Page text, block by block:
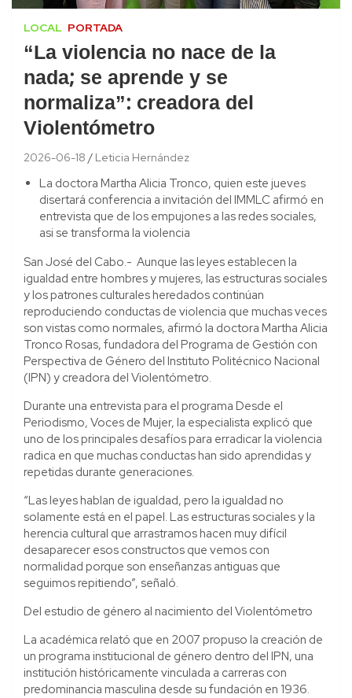
LOCAL PORTADA
“La violencia no nace de la
nada; se aprende y se
normaliza”: creadora del
Violentómetro
2026-06-18 Leticia Hernández
La doctora Martha Alicia Tronco, quien este jueves
disertará conferencia a invitación del IMMLC afirmó en
entrevista que de los empujones a las redes sociales,
asi se transforma la violencia
San José del Cabo.- Aunque las leyes establecen la
igualdad entre hombres y mujeres, las estructuras sociales
y los patrones culturales heredados continúan
reproduciendo conductas de violencia que muchas veces
son vistas como normales, afirmó la doctora Martha Alicia
Tronco Rosas, fundadora del Programa de Gestión con
Perspectiva de Género del Instituto Politécnico Nacional
(IPN) y creadora del Violentómetro.
Durante una entrevista para el programa Desde el
Periodismo, Voces de Mujer, la especialista explicó que
uno de los principales desafíos para erradicar la violencia
radica en que muchas conductas han sido aprendidas y
repetidas durante generaciones.
“Las leyes hablan de igualdad, pero la igualdad no
solamente está en el papel. Las estructuras sociales y la
herencia cultural que arrastramos hacen muy difícil
desaparecer esos constructos que vemos con
normalidad porque son enseñanzas antiguas que
seguimos repitiendo”, señaló.
Del estudio de género al nacimiento del Violentómetro
La académica relató que en 2007 propuso la creación de
un programa institucional de género dentro del IPN, una
institución históricamente vinculada a carreras con
predominancia masculina desde su fundación en 1936.